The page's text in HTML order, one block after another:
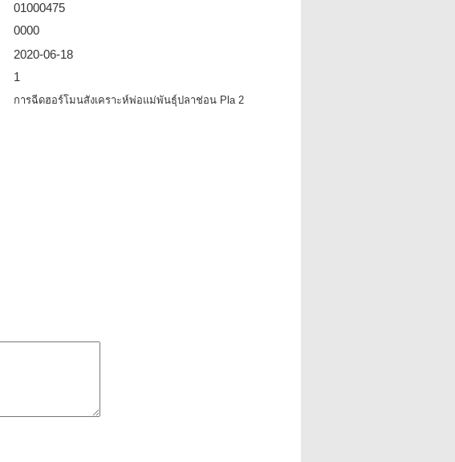
01000475
0000
2020-06-18
1
การฉีดฮอร์โมนสังเคราะห์พ่อแม่พันธุ์ปลาช่อน Pla 2